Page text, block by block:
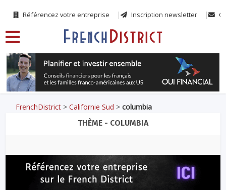
Référencez votre entreprise Inscription newsletter
FrenchDistrict >Californie Sud >columbia
THÈME - COLUMBIA